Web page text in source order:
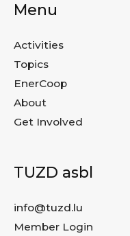
Menu
Activities
Topics
EnerCoop
About
Get Involved
TUZD asbl
info@tuzd.lu
Member Login